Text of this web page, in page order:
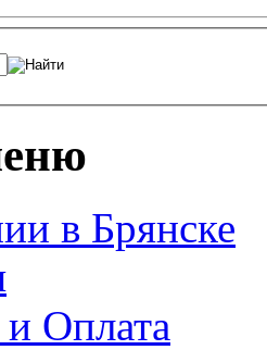
в Брянске
Оплата